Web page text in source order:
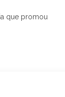
que promou